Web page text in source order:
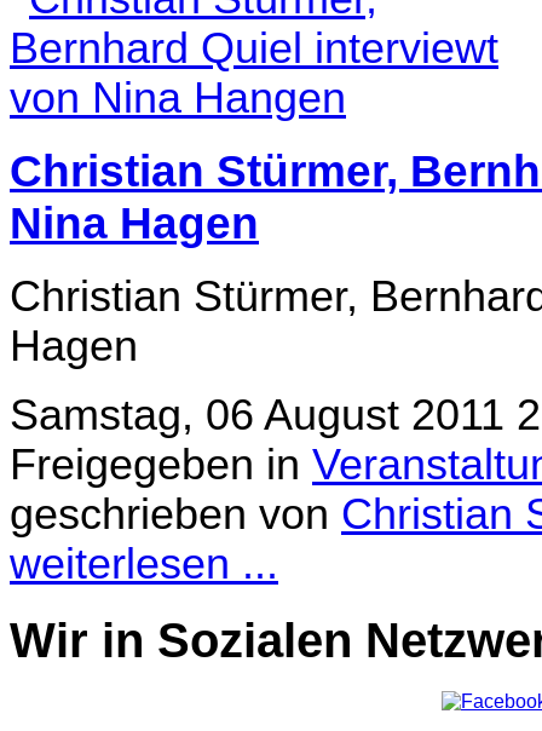
Christian Stürmer,
Nina Hagen
Christian Stürmer,
Hagen
Samstag, 06 August 2011
Freigegeben in
geschrieben von Christian
weiterlesen ...
Wir in Sozialen